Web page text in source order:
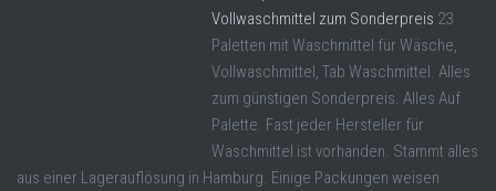
Vollwaschmittel zum Sonderpreis 23
Paletten mit Waschmittel für Wäsche,
Vollwaschmittel, Tab Waschmittel. Alles
zum günstigen Sonderpreis. Alles Auf
Palette. Fast jeder Hersteller für
Waschmittel ist vorhanden. Stammt alles
aus einer Lagerauflösung in Hamburg. Einige Packungen weisen